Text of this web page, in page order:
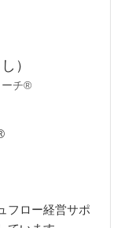
）
ーチ®
フロー経営サポ